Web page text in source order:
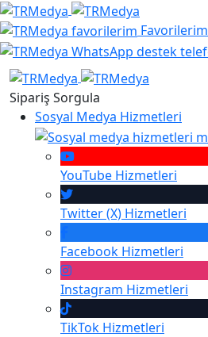
Favorilerim
Sipariş Sorgula
Sosyal Medya Hizmetleri
YouTube Hizmetleri
Twitter (X) Hizmetleri
Facebook Hizmetleri
Instagram Hizmetleri
TikTok Hizmetleri